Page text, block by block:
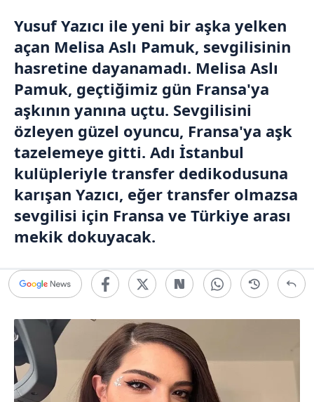
Yusuf Yazıcı ile yeni bir aşka yelken
açan Melisa Aslı Pamuk, sevgilisinin
hasretine dayanamadı. Melisa Aslı
Pamuk, geçtiğimiz gün Fransa'ya
aşkının yanına uçtu. Sevgilisini
özleyen güzel oyuncu, Fransa'ya aşk
tazelemeye gitti. Adı İstanbul
kulüpleriyle transfer dedikodusuna
karışan Yazıcı, eğer transfer olmazsa
sevgilisi için Fransa ve Türkiye arası
mekik dokuyacak.